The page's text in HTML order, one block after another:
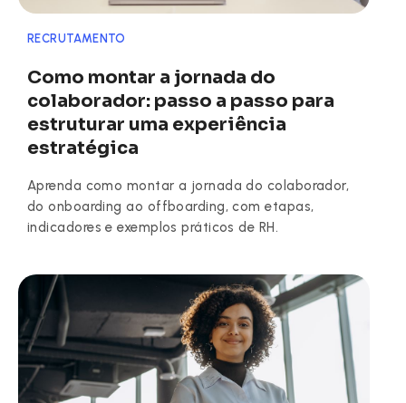
RECRUTAMENTO
Como montar a jornada do
colaborador: passo a passo para
estruturar uma experiência
estratégica
Aprenda como montar a jornada do colaborador,
do onboarding ao offboarding, com etapas,
indicadores e exemplos práticos de RH.